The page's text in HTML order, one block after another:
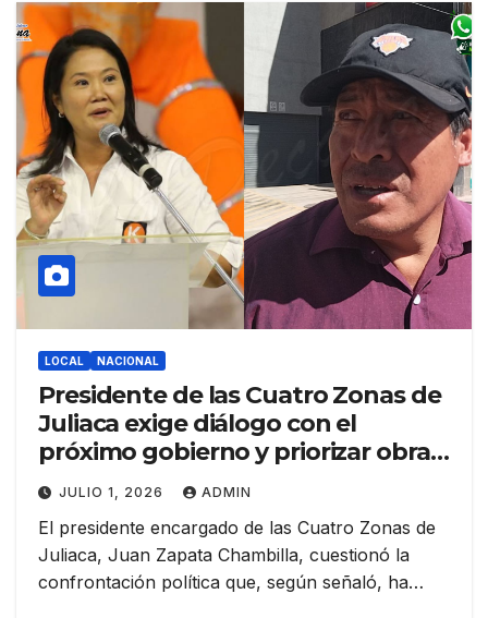
LOCAL NACIONAL
Presidente de las Cuatro Zonas de
Juliaca exige diálogo con el
próximo gobierno y priorizar obras
para la ciudad
JULIO 1, 2026 ADMIN
El presidente encargado de las Cuatro Zonas de
Juliaca, Juan Zapata Chambilla, cuestionó la
confrontación política que, según señaló, ha…